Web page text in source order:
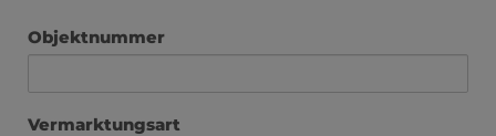
Objektnummer
Vermarktungsart